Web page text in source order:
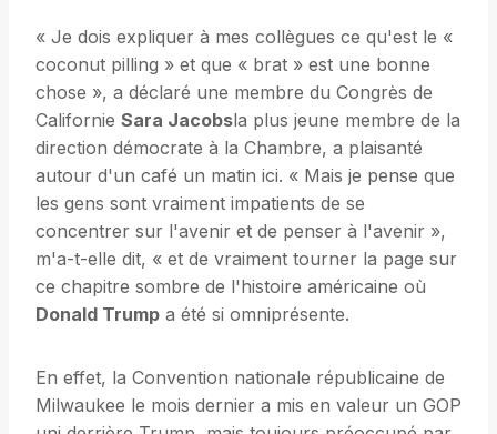
« Je dois expliquer à mes collègues ce qu'est le «
coconut pilling » et que « brat » est une bonne
chose », a déclaré une membre du Congrès de
Californie Sara Jacobsla plus jeune membre de la
direction démocrate à la Chambre, a plaisanté
autour d'un café un matin ici. « Mais je pense que
les gens sont vraiment impatients de se
concentrer sur l'avenir et de penser à l'avenir »,
m'a-t-elle dit, « et de vraiment tourner la page sur
ce chapitre sombre de l'histoire américaine où
Donald Trump a été si omniprésente.
En effet, la Convention nationale républicaine de
Milwaukee le mois dernier a mis en valeur un GOP